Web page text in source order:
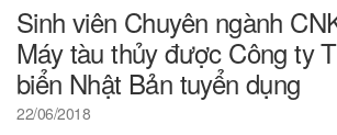
Sinh viên Chuyên ngành
Máy tàu thủy được Công ty
biển Nhật Bản tuyển dụng
22/06/2018